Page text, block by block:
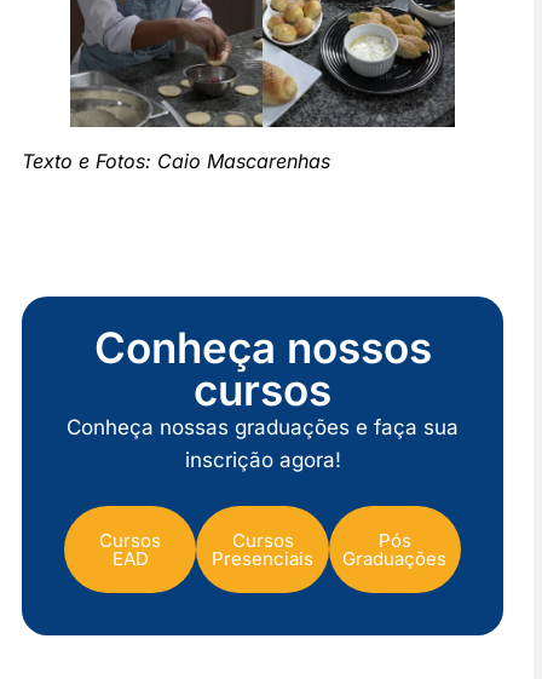
Texto e Fotos: Caio Mascarenhas
Conheça nossos
cursos
Conheça nossas graduações e faça sua
inscrição agora!
Cursos
EAD
Cursos
Presenciais
Pós
Graduações